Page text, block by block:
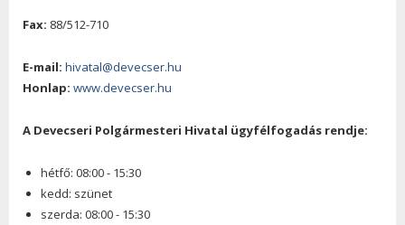
Fax: 88/512-710
E-mail: hivatal@devecser.hu
Honlap: www.devecser.hu
A Devecseri Polgármesteri Hivatal ügyfélfogadás rendje:
hétfő: 08:00 - 15:30
kedd: szünet
szerda: 08:00 - 15:30